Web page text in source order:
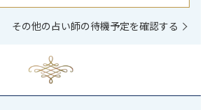
その他の占い師の待機予定を確認する